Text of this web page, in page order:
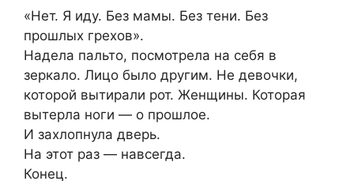
«Нет. Я иду. Без мамы. Без тени. Без
прошлых грехов».
Надела пальто, посмотрела на себя в
зеркало. Лицо было другим. Не девочки,
которой вытирали рот. Женщины. Которая
вытерла ноги — о прошлое.
И захлопнула дверь.
На этот раз — навсегда.
Конец.